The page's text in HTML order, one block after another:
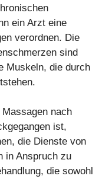
ein Arzt eine
verordnen. Die
sind
Muskeln, die durch
nach
ist,
die Dienste von
in Anspruch zu
die sowohl